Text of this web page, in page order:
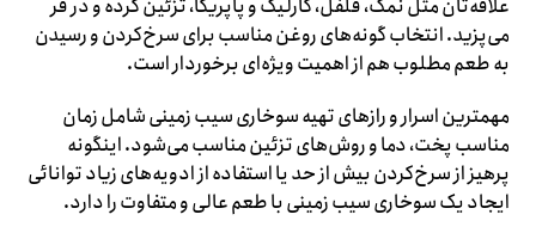
علاقه‌تان مثل نمک، فلفل، گارلیک و پاپریکا، تزئین کرده و در فر
می‌پزید. انتخاب گونه‌های روغن مناسب برای سرخ‌کردن و رسیدن
به طعم مطلوب هم از اهمیت ویژه‌ای برخوردار است.
مهمترین اسرار و رازهای تهیه سوخاری سیب زمینی شامل زمان
مناسب پخت، دما و روش‌های تزئین مناسب می‌شود. اینگونه
پرهیز از سرخ‌کردن بیش از حد یا استفاده از ادویه‌های زیاد توانائی
ایجاد یک سوخاری سیب زمینی با طعم عالی و متفاوت را دارد.